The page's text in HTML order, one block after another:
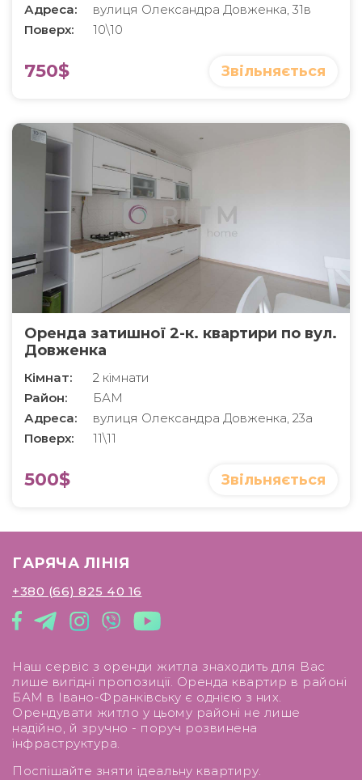
Адреса:
вулиця Олександра Довженка, 31в
Поверх:
10\10
750$ Звільняється
Оренда затишної 2-к. квартири по вул.
Довженка
Кімнат:
2 кімнати
Район:
БАМ
Адреса:
вулиця Олександра Довженка, 23а
Поверх:
11\11
500$ Звільняється
ГАРЯЧА ЛІНІЯ
+380 (66) 825 40 16
Наш сервіс з оренди житла знаходить для Вас
лише вигідні пропозиції. Оренда квартир в районі
БАМ в Івано-Франківську є однією з них.
Орендувати житло у цьому районі не лише
надійно, й зручно - поруч розвинена
інфраструктура.
Поспішайте зняти ідеальну квартиру.